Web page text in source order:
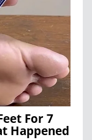
For 7
Happened